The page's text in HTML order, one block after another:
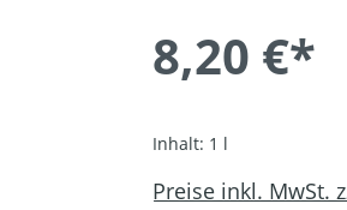
8,20 €*
Inhalt: 1 l
Preise inkl. MwSt.